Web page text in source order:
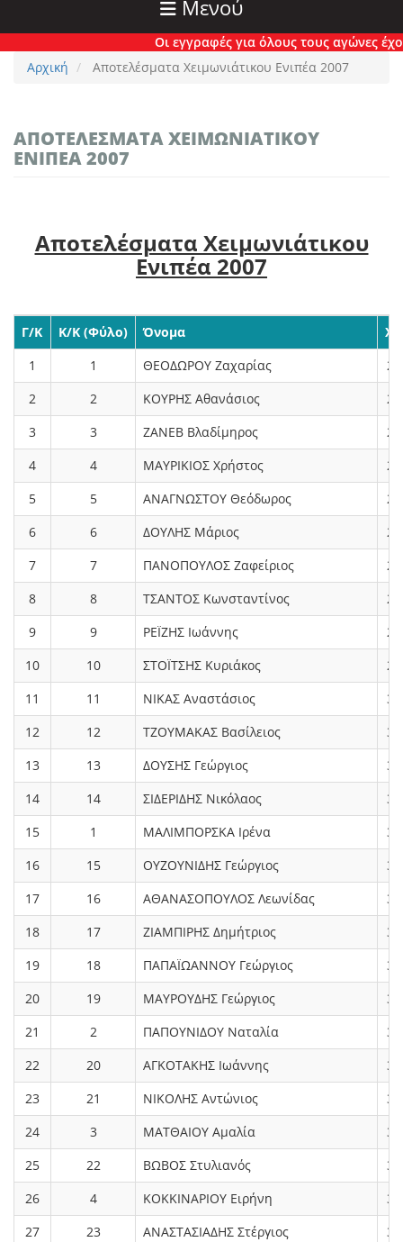
Μενού
Οι εγγραφές για όλους τους αγώνες έχουν
Αρχική
Αποτελέσματα Χειμωνιάτικου Ενιπέα 2007
ΑΠΟΤΕΛΈΣΜΑΤΑ ΧΕΙΜΩΝΙΆΤΙΚΟΥ
ΕΝΙΠΈΑ 2007
Αποτελέσματα Χειμωνιάτικου
Ενιπέα 2007
Γ/Κ Κ/Κ (Φύλο) Όνομα
1
1 ΘΕΟΔΩΡΟΥ Ζαχαρίας
2
2 ΚΟΥΡΗΣ Αθανάσιος
3
3 ΖΑΝΕΒ Βλαδίμηρος
4
4 ΜΑΥΡΙΚΙΟΣ Χρήστος
5
5 ΑΝΑΓΝΩΣΤΟΥ Θεόδωρος
6
6 ΔΟΥΛΗΣ Μάριος
7
7 ΠΑΝΟΠΟΥΛΟΣ Ζαφείριος
8
8 ΤΣΑΝΤΟΣ Κωνσταντίνος
9
9 ΡΕΪΖΗΣ Ιωάννης
10
10 ΣΤΟΪΤΣΗΣ Κυριάκος
11
11 ΝΙΚΑΣ Αναστάσιος
12
12 ΤΖΟΥΜΑΚΑΣ Βασίλειος
13
13 ΔΟΥΣΗΣ Γεώργιος
14
14 ΣΙΔΕΡΙΔΗΣ Νικόλαος
15
1 ΜΑΛΙΜΠΟΡΣΚΑ Ιρένα
16
15 ΟΥΖΟΥΝΙΔΗΣ Γεώργιος
17
16 ΑΘΑΝΑΣΟΠΟΥΛΟΣ Λεωνίδας
18
17 ΖΙΑΜΠΙΡΗΣ Δημήτριος
19
18 ΠΑΠΑΪΩΑΝΝΟΥ Γεώργιος
20
19 ΜΑΥΡΟΥΔΗΣ Γεώργιος
21
2 ΠΑΠΟΥΝΙΔΟΥ Ναταλία
22
20 ΑΓΚΟΤΑΚΗΣ Ιωάννης
23
21 ΝΙΚΟΛΗΣ Αντώνιος
24
3 ΜΑΤΘΑΙΟΥ Αμαλία
25
22 ΒΩΒΟΣ Στυλιανός
26
4 ΚΟΚΚΙΝΑΡΙΟΥ Ειρήνη
27
23 ΑΝΑΣΤΑΣΙΑΔΗΣ Στέργιος